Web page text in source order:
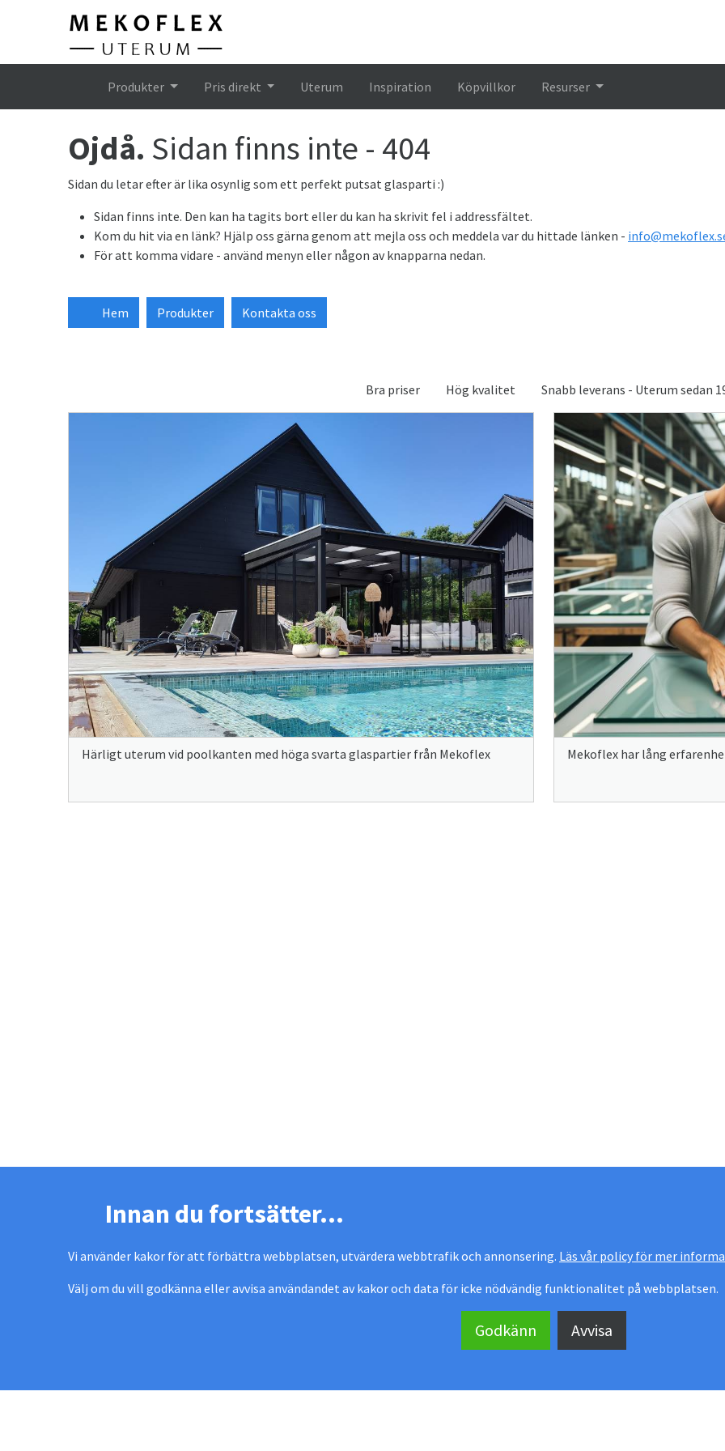
HemProdukter Pris direkt Uterum Inspiration Köpvillkor Resurser
Ojdå. Sidan finns inte - 404
Sidan du letar efter är lika osynlig som ett perfekt putsat glasparti :)
Sidan finns inte. Den kan ha tagits bort eller du kan ha skrivit fel i addressfältet.
Kom du hit via en länk? Hjälp oss gärna genom att mejla oss och meddela var du hittade länken -
För att komma vidare - använd menyn eller någon av knapparna nedan.
Hem Produkter Kontakta oss
Bra priser Hög kvalitet Snabb leverans - Uterum sedan
Härligt uterum vid poolkanten med höga svarta glaspartier från Mekoflex Mekoflex har lång
Manualer & ritningar Kundomdömen Personuppgiftspolicy
Läs mer om:
Innan du fortsätter...
Vi använder kakor för att förbättra webbplatsen, utvärdera webbtrafik och annonsering. Läs vår policy för mer
Välj om du vill godkänna eller avvisa användandet av kakor och data för icke nödvändig funktionalitet på webbplatsen.
Godkänn Avvisa